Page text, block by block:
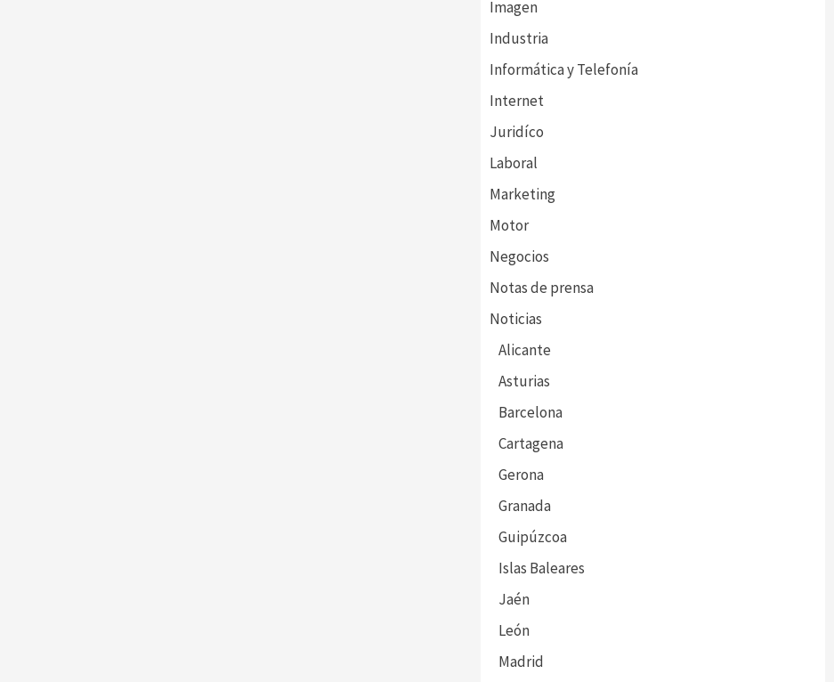
Imagen
Industria
Informática y Telefonía
Internet
Juridíco
Laboral
Marketing
Motor
Negocios
Notas de prensa
Noticias
Alicante
Asturias
Barcelona
Cartagena
Gerona
Granada
Guipúzcoa
Islas Baleares
Jaén
León
Madrid